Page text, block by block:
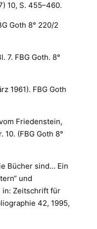
10, S. 455–460.
Goth 8° 220/2
7. FBG Goth. 8°
1961). FBG Goth
Friedenstein,
10. (FBG Goth 8°
Bücher sind… Ein
und
in: Zeitschrift für
42, 1995,